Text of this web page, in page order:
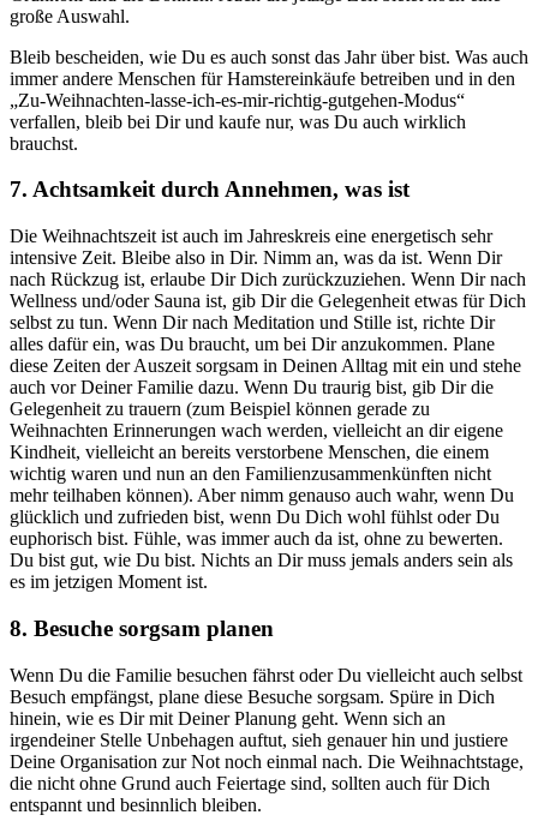
große Auswahl.
Bleib bescheiden, wie Du es auch sonst das Jahr über bist. Was auch
immer andere Menschen für Hamstereinkäufe betreiben und in den
„Zu-Weihnachten-lasse-ich-es-mir-richtig-gutgehen-Modus“
verfallen, bleib bei Dir und kaufe nur, was Du auch wirklich
brauchst.
7. Achtsamkeit durch Annehmen, was ist
Die Weihnachtszeit ist auch im Jahreskreis eine energetisch sehr
intensive Zeit. Bleibe also in Dir. Nimm an, was da ist. Wenn Dir
nach Rückzug ist, erlaube Dir Dich zurückzuziehen. Wenn Dir nach
Wellness und/oder Sauna ist, gib Dir die Gelegenheit etwas für Dich
selbst zu tun. Wenn Dir nach Meditation und Stille ist, richte Dir
alles dafür ein, was Du braucht, um bei Dir anzukommen. Plane
diese Zeiten der Auszeit sorgsam in Deinen Alltag mit ein und stehe
auch vor Deiner Familie dazu. Wenn Du traurig bist, gib Dir die
Gelegenheit zu trauern (zum Beispiel können gerade zu
Weihnachten Erinnerungen wach werden, vielleicht an dir eigene
Kindheit, vielleicht an bereits verstorbene Menschen, die einem
wichtig waren und nun an den Familienzusammenkünften nicht
mehr teilhaben können). Aber nimm genauso auch wahr, wenn Du
glücklich und zufrieden bist, wenn Du Dich wohl fühlst oder Du
euphorisch bist. Fühle, was immer auch da ist, ohne zu bewerten.
Du bist gut, wie Du bist. Nichts an Dir muss jemals anders sein als
es im jetzigen Moment ist.
8. Besuche sorgsam planen
Wenn Du die Familie besuchen fährst oder Du vielleicht auch selbst
Besuch empfängst, plane diese Besuche sorgsam. Spüre in Dich
hinein, wie es Dir mit Deiner Planung geht. Wenn sich an
irgendeiner Stelle Unbehagen auftut, sieh genauer hin und justiere
Deine Organisation zur Not noch einmal nach. Die Weihnachtstage,
die nicht ohne Grund auch Feiertage sind, sollten auch für Dich
entspannt und besinnlich bleiben.